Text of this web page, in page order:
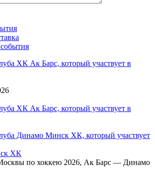
ХК
по хоккею 2026, Ак Барс — Динамо